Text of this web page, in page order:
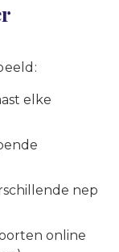
elke
nep
online